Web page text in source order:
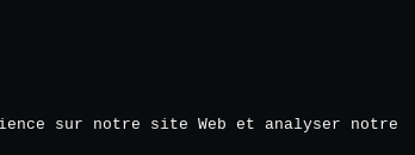
sur notre site Web et analyser notre